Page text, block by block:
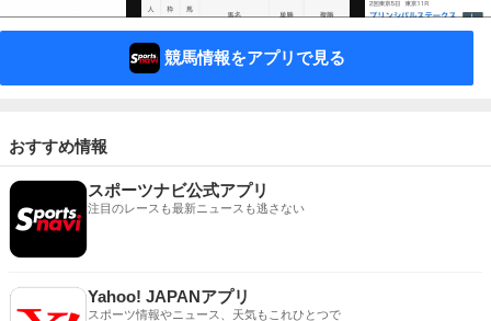
競馬情報をアプリで見る
おすすめ情報
スポーツナビ公式アプリ
注目のレースも最新ニュースも逃さない
Yahoo! JAPANアプリ
スポーツ情報やニュース、天気もこれひとつで